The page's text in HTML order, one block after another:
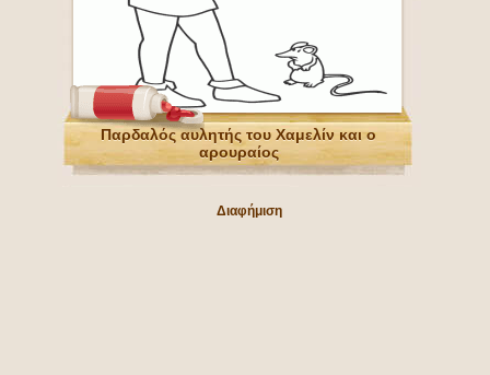
Παρδαλός αυλητής του Χαμελίν και ο
αρουραίος
Διαφήμιση